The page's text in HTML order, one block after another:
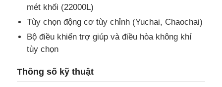
Xe tải
mét khối (22000L)
Tùy chọn động cơ tùy chỉnh (Yuchai, Chaochai)
Bộ điều khiển trợ giúp và điều hòa không khí
tùy chọn
Thông số kỹ thuật